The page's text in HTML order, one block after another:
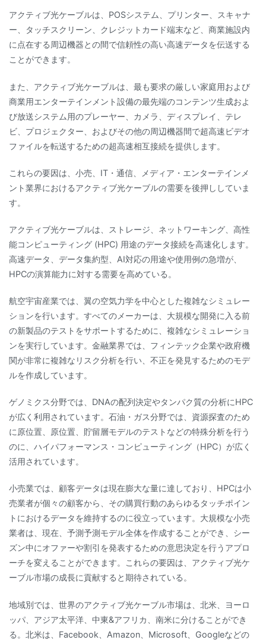
アクティブ光ケーブルは、POSシステム、プリンター、スキャナ
ー、タッチスクリーン、クレジットカード端末など、商業施設内
に点在する周辺機器との間で信頼性の高い高速データを伝送する
ことができます。
また、アクティブ光ケーブルは、最も要求の厳しい家庭用および
商業用エンターテインメント設備の最先端のコンテンツ生成およ
び放送システム用のプレーヤー、カメラ、ディスプレイ、テレ
ビ、プロジェクター、およびその他の周辺機器間で超高速ビデオ
ファイルを転送するための超高速相互接続を提供します。
これらの要因は、小売、IT・通信、メディア・エンターテインメ
ント業界におけるアクティブ光ケーブルの需要を後押ししていま
す。
アクティブ光ケーブルは、ストレージ、ネットワーキング、高性
能コンピューティング (HPC) 用途のデータ接続を高速化します。
高速データ、データ集約型、AI対応の用途や使用例の急増が、
HPCの演算能力に対する需要を高めている。
航空宇宙産業では、翼の空気力学を中心とした複雑なシミュレー
ションを行います。すべてのメーカーは、大規模な開発に入る前
の新製品のテストをサポートするために、複雑なシミュレーショ
ンを実行しています。金融業界では、フィンテック企業や政府機
関が非常に複雑なリスク分析を行い、不正を発見するためのモデ
ルを作成しています。
ゲノミクス分野では、DNAの配列決定やタンパク質の分析にHPC
が広く利用されています。石油・ガス分野では、資源探査のため
に原位置、原位置、貯留層モデルのテストなどの特殊分析を行う
のに、ハイパフォーマンス・コンピューティング（HPC）が広く
活用されています。
小売業では、顧客データは現在膨大な量に達しており、HPCは小
売業者が個々の顧客から、その購買行動のあらゆるタッチポイン
トにおけるデータを維持するのに役立っています。大規模な小売
業者は、現在、予測予測モデル全体を作成することができ、シー
ズン中にオファーや割引を発表するための意思決定を行うアプロ
ーチを変えることができます。これらの要因は、アクティブ光ケ
ーブル市場の成長に貢献すると期待されている。
地域別では、世界のアクティブ光ケーブル市場は、北米、ヨーロ
ッパ、アジア太平洋、中東&アフリカ、南米に分けることができ
る。北米は、Facebook、Amazon、Microsoft、Googleなどの